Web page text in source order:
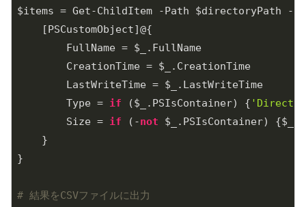
$items = Get-ChildItem -Path $directoryPath -
    [PSCustomObject]@{
        FullName = $_.FullName
        CreationTime = $_.CreationTime
        LastWriteTime = $_.LastWriteTime
        Type =
if ($_.PSIsContainer) {
        Size =
if (-not $_.PSIsContainer)
    }
}
# 結果をCSVファイルに出力